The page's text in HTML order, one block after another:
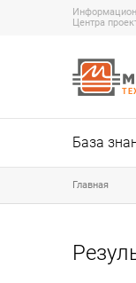
Центра
База
Главная